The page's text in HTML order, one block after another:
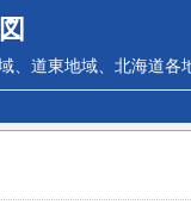
、道東地域、北海道各